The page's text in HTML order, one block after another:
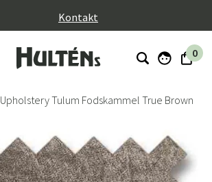
Kontakt
0
Upholstery Tulum Fodskammel True Brown